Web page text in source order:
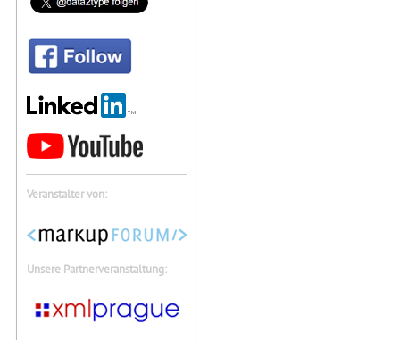
Veranstalter von:
Unsere Partnerveranstaltung: